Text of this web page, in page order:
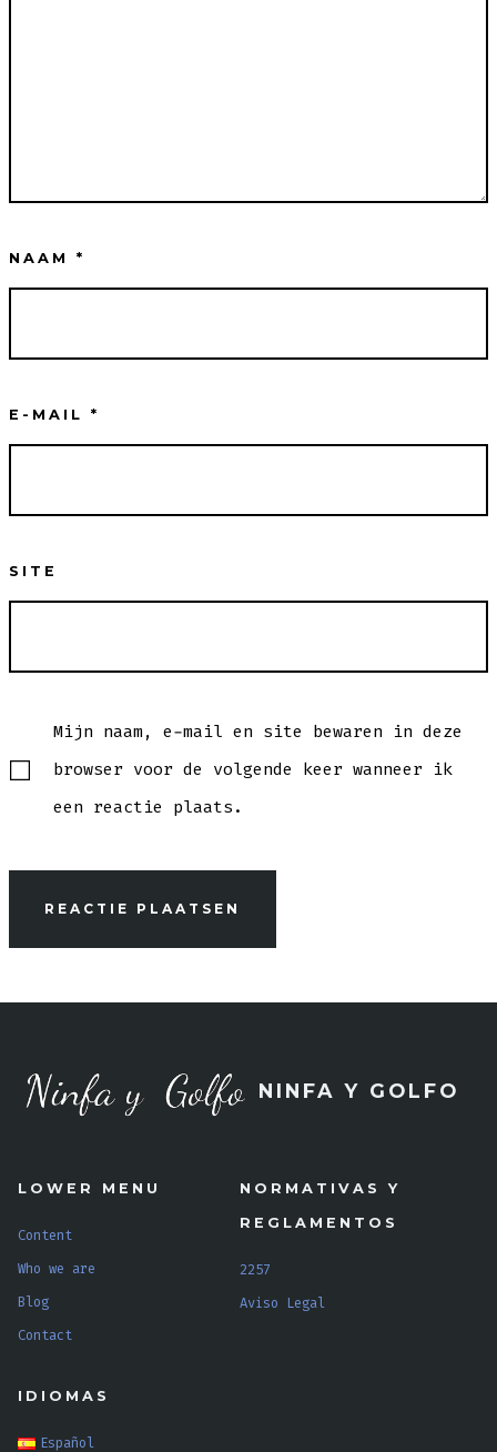
NAAM*
E-MAIL*
SITE
Mijn naam, e-mail en site bewaren in deze
browser voor de volgende keer wanneer ik
een reactie plaats.
NINFA Y GOLFO
LOWER MENU
Content
Who we are
Blog
Contact
NORMATIVAS Y
REGLAMENTOS
2257
Aviso Legal
IDIOMAS
Español